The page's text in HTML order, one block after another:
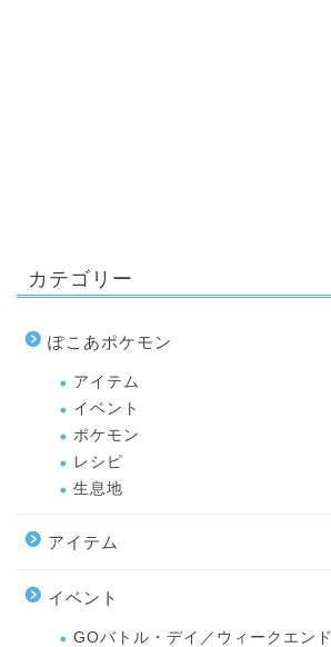
カテゴリー
ぽこあポケモン
アイテム
イベント
ポケモン
レシピ
生息地
アイテム
イベント
GOバトル・デイ／ウィークエンド